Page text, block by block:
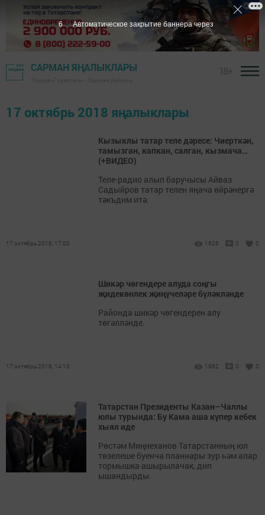
САРМАН ЯҢАЛЫКЛАРЫ
17 октябрь 2018 яңалыклары
Кызыклы татар теле дәресе: Чиерткән,
тамызган, капкан, салган, кызмача…
(+ВИДЕО)
Теле-радио алып баручысы Айваз
Садыйров татар телен яңача өйрәнергә
тәкъдим итә.
17 октябрь 2018, 17:00 1626 0 0
Шикәр чөгендере алуда соңгы
җидекөнлек җиңүчеләре бүләкләнде
Районда шикәр чөгендерен алу
төгәлләнде.
17 октябрь 2018, 14:13 1982 0 0
Татарстан Президенты Казан–Чаллы
юлы турында: Бу Кама аша күпер кебек
хыял иде
Рөстәм Миңнеханов Татарстанның юл
төзелеше буенча планнары зур һәм алар
тормышка ашырылачак, дип
ышандырды.
6 Автоматическое закрытие баннера через